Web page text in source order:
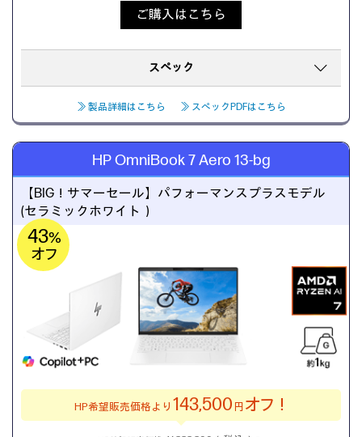
ご購入はこちら
スペック
≫ 製品詳細はこちら ≫ スペックPDFはこちら
HP OmniBook 7 Aero 13-bg
【BIG！サマーセール】 パフォーマンスプラスモデル
(セラミックホワイト）
43%
オフ
HP希望販売価格より 143,500円 オフ！